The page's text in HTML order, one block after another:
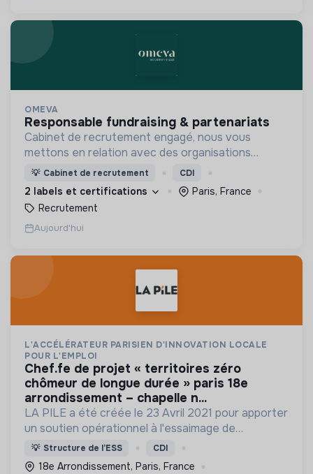
OMEVA
responsable fundraising & partenariats
Cabinet de recrutement engagé, nous vous
mettons en relation avec des organisations
soucieuses de leurs impacts, afin d'œuvrer
ensemble pour un futur souhaitable.
💡 Cabinet de recrutement CDI
2 labels et certifications
Paris, France
Recrutement
Aujourd'hui
L'ACCÉLÉRATEUR PARISIEN D'INNOVATION LOCALE
POUR L'EMPLOI
chef.fe de projet « territoires zéro
chômeur de longue durée » paris 18e
arrondissement – chapelle n...
LA PILE a été créée le 23 Avril 2021 pour apporter
un soutien opérationnel à l'essaimage de
l’expérimentation "Territoires Zéro Chômeur de
Longue Durée" à Paris
💡 Structure de l’ESS CDI
18e Arrondissement, Paris, France